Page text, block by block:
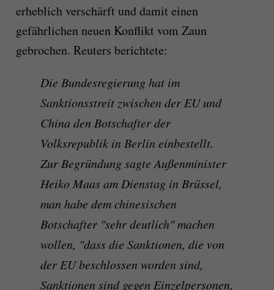
erheblich verschärft und damit einen
gefährlichen neuen Konflikt vom Zaun
gebrochen. Reuters berichtete:
Die Bundesregierung hat im
Sanktionsstreit zwischen der EU und
China den Botschafter der
Volksrepublik in Berlin einbestellt.
Zur Begründung sagte Außenminister
Heiko Maas am Dienstag in Brüssel,
man habe dem chinesischen
Botschafter "sehr deutlich" machen
wollen, "dass die Sanktionen, die von
der EU beschlossen worden sind,
Sanktionen sind gegen Einzelpersonen,